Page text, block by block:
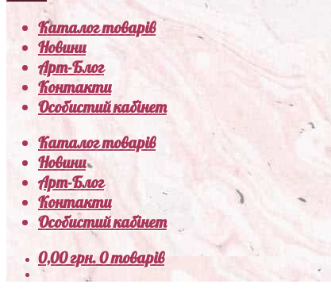
Каталог товарів
Новини
Арт-Блог
Контакти
Особистий кабінет
Каталог товарів
Новини
Арт-Блог
Контакти
Особистий кабінет
0,00грн.0 товарів